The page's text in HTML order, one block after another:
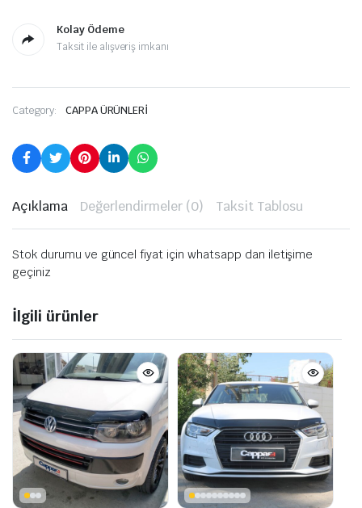
Kolay Ödeme
Taksit ile alışveriş imkanı
Category: CAPPA ÜRÜNLERİ
Açıklama Değerlendirmeler (0) Taksit Tablosu
Stok durumu ve güncel fiyat için whatsapp dan iletişime
geçiniz
İlgili ürünler